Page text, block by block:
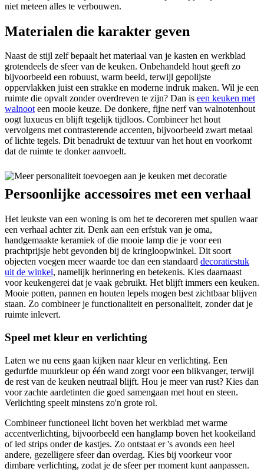
niet meteen alles te verbouwen.
Materialen die karakter geven
Naast de stijl zelf bepaalt het materiaal van je kasten en werkblad
grotendeels de sfeer van de keuken. Onbehandeld hout geeft zo
bijvoorbeeld een robuust, warm beeld, terwijl gepolijste
oppervlakken juist een strakke en moderne indruk maken. Wil je een
ruimte die opvalt zonder overdreven te zijn? Dan is een keuken met
walnooteen mooie keuze. De donkere, fijne nerf van walnotenhout
oogt luxueus en blijft tegelijk tijdloos. Combineer het hout
vervolgens met contrasterende accenten, bijvoorbeeld zwart metaal
of lichte tegels. Dit benadrukt de textuur van het hout en voorkomt
dat de ruimte te donker aanvoelt.
Persoonlijke accessoires met een verhaal
Het leukste van een woning is om het te decoreren met spullen waar
een verhaal achter zit. Denk aan een erfstuk van je oma,
handgemaakte keramiek of die mooie lamp die je voor een
prachtprijsje hebt gevonden bij de kringloopwinkel. Dit soort
objecten voegen meer waarde toe dan een standaard decoratiestuk
uit de winkel, namelijk herinnering en betekenis. Kies daarnaast
voor keukengerei dat je vaak gebruikt. Het blijft immers een keuken.
Mooie potten, pannen en houten lepels mogen best zichtbaar blijven
staan. Zo combineer je functionaliteit en personaliteit, zonder dat je
ruimte inlevert.
Speel met kleur en verlichting
Laten we nu eens gaan kijken naar kleur en verlichting. Een
gedurfde muurkleur op één wand zorgt voor een blikvanger, terwijl
de rest van de keuken neutraal blijft. Hou je meer van rust? Kies dan
voor zachte aardetinten die goed samengaan met hout en steen.
Verlichting speelt minstens zo'n grote rol.
Combineer functioneel licht boven het werkblad met warme
accentverlichting, bijvoorbeeld een hanglamp boven het kookeiland
of led strips onder de kastjes. Zo ontstaat er 's avonds een heel
andere, gezelligere sfeer dan overdag. Kies bij voorkeur voor
dimbare verlichting, zodat je de sfeer per moment kunt aanpassen.